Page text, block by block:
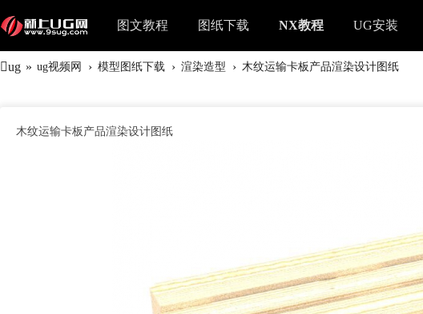
图文教程 图纸下载 NX教程 UG安装
ug » ug视频网 › 模型图纸下载 › 渲染造型 › 木纹运输卡板产品渲染设计图纸
木纹运输卡板产品渲染设计图纸